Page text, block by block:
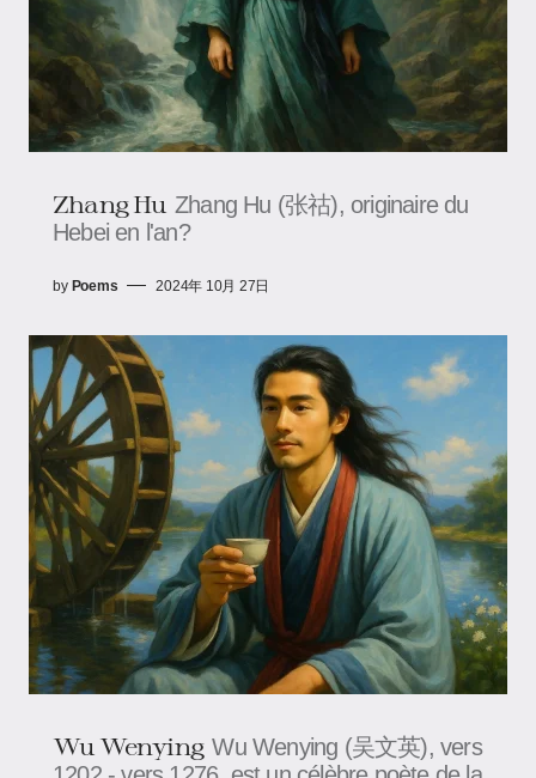
Zhang Hu Zhang Hu (张祜), originaire du
Hebei en l'an?
by Poems 2024年 10月 27日
Wu Wenying Wu Wenying (吴文英), vers